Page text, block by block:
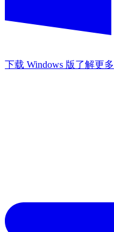
下载 Windows 版了解更多